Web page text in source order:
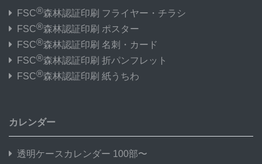
FSC®森林認証印刷 フライヤー・チラシ
FSC®森林認証印刷 ポスター
FSC®森林認証印刷 名刺・カード
FSC®森林認証印刷 折パンフレット
FSC®森林認証印刷 紙うちわ
カレンダー
透明ケースカレンダー 100部〜